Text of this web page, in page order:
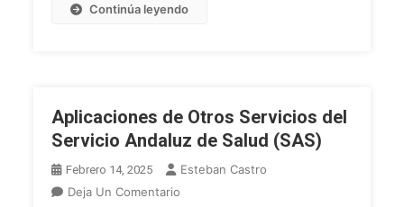
Continúa leyendo
Aplicaciones de Otros Servicios del
Servicio Andaluz de Salud (SAS)
Febrero 14, 2025
Esteban Castro
Deja Un Comentario